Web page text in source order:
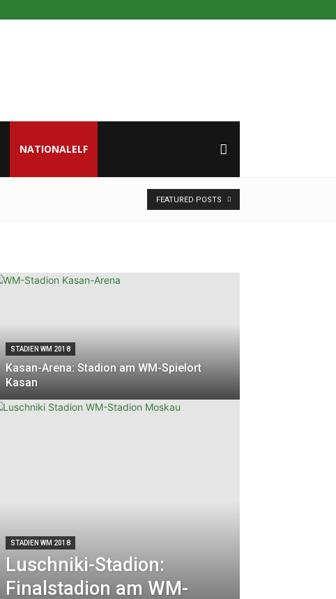
NATIONALELF
FEATURED POSTS
STADIEN WM 2018
Kasan-Arena: Stadion am WM-Spielort
Kasan
STADIEN WM 2018
Luschniki-Stadion:
Finalstadion am WM-